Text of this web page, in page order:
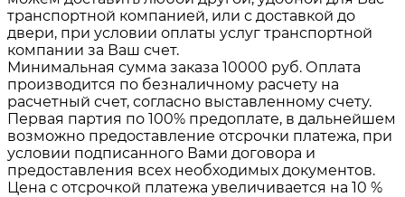
транспортной компанией, или с доставкой до
двери, при условии оплаты услуг транспортной
компании за Ваш счет.
Минимальная сумма заказа 10000 руб. Оплата
производится по безналичному расчету на
расчетный счет, согласно выставленному счету.
Первая партия по 100% предоплате, в дальнейшем
возможно предоставление отсрочки платежа, при
условии подписанного Вами договора и
предоставления всех необходимых документов.
Цена с отсрочкой платежа увеличивается на 10 %